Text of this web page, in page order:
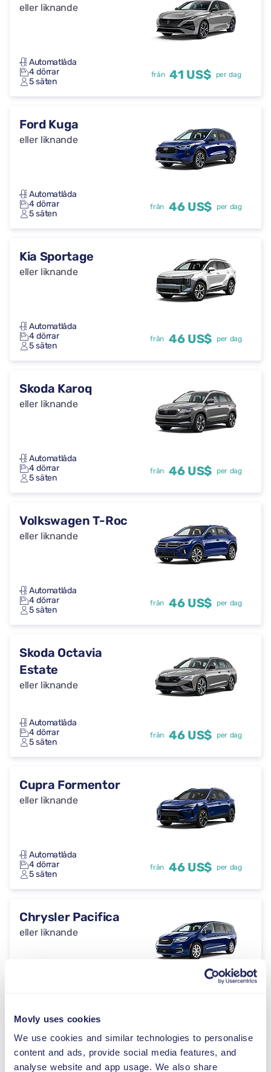
Movly uses cookies
We use cookies and similar technologies to personalise
content and ads, provide social media features, and
analyse website and app usage. We also share
eller liknande
Automatlåda
4 dörrar
5 säten
från 41 US$ per dag
Ford Kuga
eller liknande
Automatlåda
4 dörrar
5 säten
från 46 US$ per dag
Kia Sportage
eller liknande
Automatlåda
4 dörrar
5 säten
från 46 US$ per dag
Skoda Karoq
eller liknande
Automatlåda
4 dörrar
5 säten
från 46 US$ per dag
Volkswagen T-Roc
eller liknande
Automatlåda
4 dörrar
5 säten
från 46 US$ per dag
Skoda Octavia
Estate
eller liknande
Automatlåda
4 dörrar
5 säten
från 46 US$ per dag
Cupra Formentor
eller liknande
Automatlåda
4 dörrar
5 säten
från 46 US$ per dag
Chrysler Pacifica
eller liknande
Volkswagen
Multivan